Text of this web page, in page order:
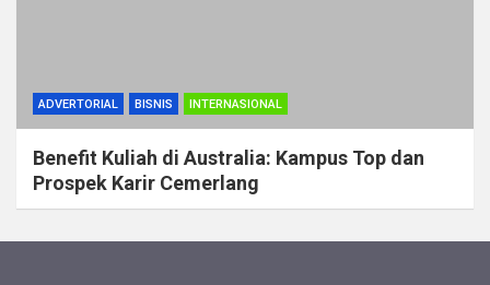
ADVERTORIAL BISNIS INTERNASIONAL
Benefit Kuliah di Australia: Kampus Top dan
Prospek Karir Cemerlang